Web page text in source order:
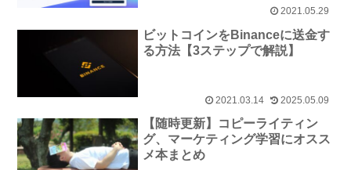
2021.05.29
ビットコインをBinanceに送金す
る方法【3ステップで解説】
2021.03.14 2025.05.09
【随時更新】コピーライティン
グ、マーケティング学習にオスス
メ本まとめ